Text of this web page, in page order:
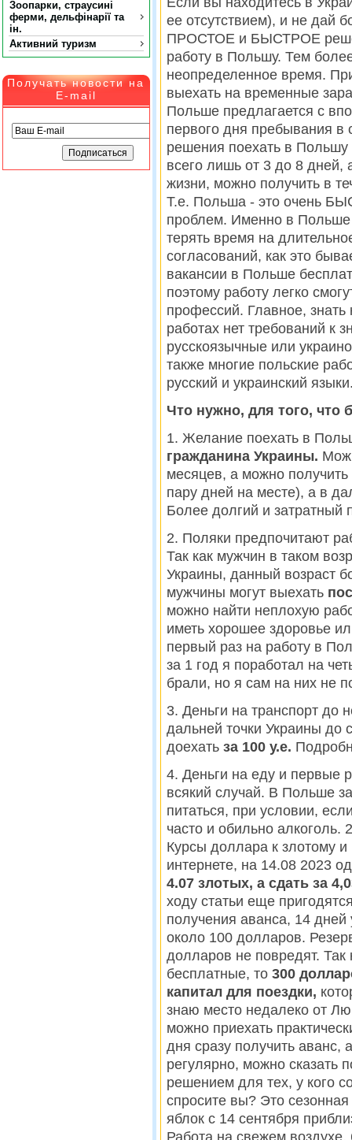
Зоопарки, страусині
ферми, дельфінарії та
ін.
Активний туризм
Получать новости на
E-mail
ее отсутствием), и не дай
ПРОСТОЕ и БЫСТРОЕ
работу в Польшу. Тем
неопределенное время.
выехать на временные
Польше предлагается с
первого дня пребывания в
решения поехать в Польшу
всего лишь от 3 до 8 дней,
жизни, можно получить в
Т.е. Польша - это очень
проблем. Именно в Польше
терять время на
согласований, как это
вакансии в Польше
поэтому работу легко
профессий. Главное, знать
работах нет требований к
русскоязычные или
также многие польские
русский и украинский
Что нужно, для того, что
1. Желание поехать в
гражданина Украины.
месяцев, а можно
пару дней на месте), а в
Более долгий и затратный
2. Поляки предпочитают
Так как мужчин в таком
Украины, данный возраст
мужчины могут выехать
можно найти неплохую
иметь хорошее здоровье
первый раз на работу в
за 1 год я поработал на
брали, но я сам на них не
3. Деньги на транспорт до
дальней точки Украины
доехать за 100 у.е.
4. Деньги на еду и первые
всякий случай. В Польше
питаться, при условии,
часто и обильно алкоголь.
Курсы доллара к злотому
интернете, на 14.08 2023
4.07 злотых, а сдать за
ходу статьи еще
получения аванса, 14
около 100 долларов.
долларов не повредят.
бесплатные, то 300
капитал для поездки,
знаю место недалеко от
можно приехать
дня сразу получить
регулярно, можно сказать
решением для тех, у кого
спросите вы? Это
яблок с 14 сентября
Работа на свежем